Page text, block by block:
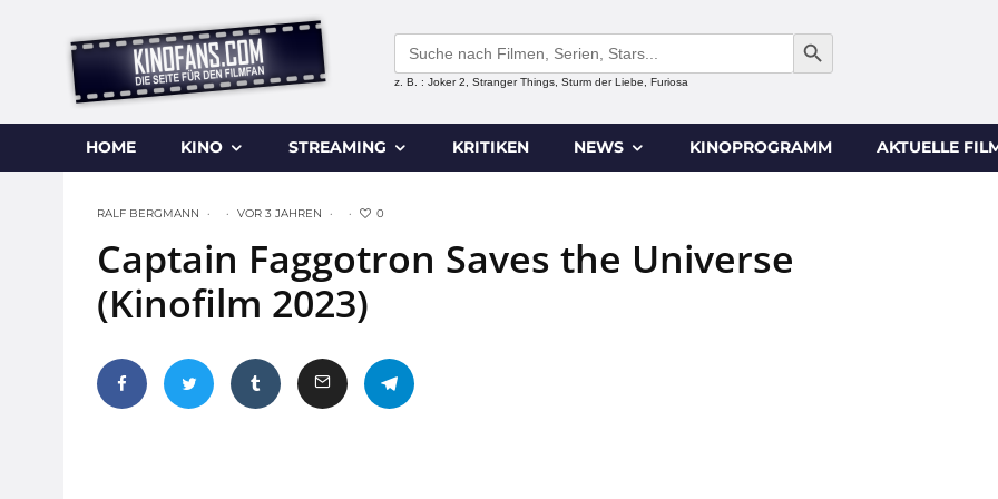
Search
for:
SEARCH BUTTON
z. B. : Joker 2, Stranger Things, Sturm der Liebe, Furiosa
HOME KINO STREAMING KRITIKEN NEWS KINOPROGRAMM AKTUELLE
RALF BERGMANN · · VOR 3 JAHREN · · 0
Captain Faggotron Saves the Universe
(Kinofilm 2023)